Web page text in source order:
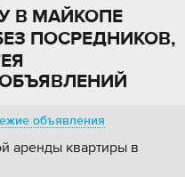
В МАЙКОПЕ
ПОСРЕДНИКОВ,
объявления
аренды квартиры в